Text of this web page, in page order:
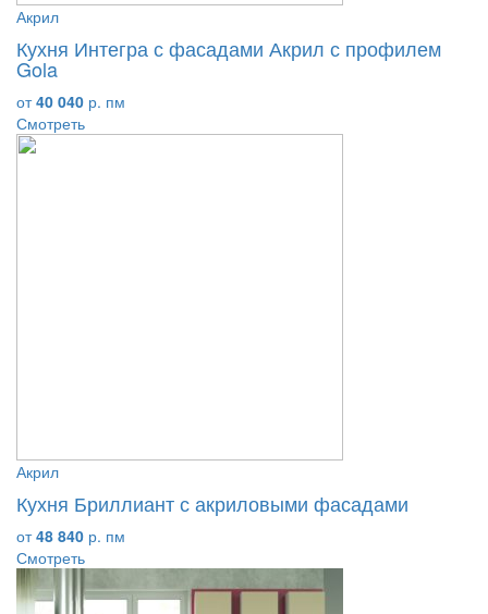
Акрил
Кухня Интегра с фасадами Акрил с профилем
Gola
от40 040 р. пм
Смотреть
Акрил
Кухня Бриллиант с акриловыми фасадами
от48 840 р. пм
Смотреть